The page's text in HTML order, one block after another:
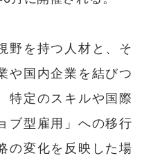
野を持つ人材と、そ
や国内企業を結びつ
特定のスキルや国際
ブ型雇用」への移行
の変化を反映した場